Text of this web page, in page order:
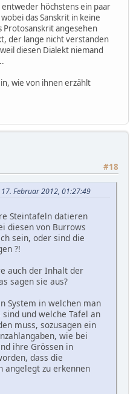
höchstens ein paar
das Sanskrit in keine
Protosanskrit angesehen
der lange nicht verstanden
diesen Dialekt niemand
wie von ihnen erzählt
#18
Februar 2012, 01:27:49
Steintafeln datieren
diesen von Burrows
sein, oder sind die
?!
auch der Inhalt der
sagen sie aus?
System in welchen man
und welche Tafel an
muss, sozusagen ein
wie bei
ihre Grössen in
dass die
angelegt zu erkennen